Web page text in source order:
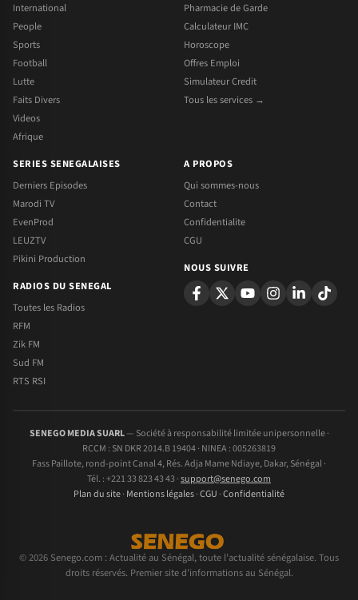
International
People
Sports
Football
Lutte
Faits Divers
Videos
Afrique
Pharmacie de Garde
Calculateur IMC
Horoscope
Offres Emploi
Simulateur Credit
Tous les services →
SERIES SENEGALAISES
Derniers Episodes
Marodi TV
EvenProd
LEUZTV
Pikini Production
RADIOS DU SENEGAL
Toutes les Radios
RFM
Zik FM
Sud FM
RTS RSI
A PROPOS
Qui sommes-nous
Contact
Confidentialite
CGU
NOUS SUIVRE
SENEGO MEDIA SUARL— Société à responsabilité limitée unipersonnelle ·
RCCM : SN DKR 2014.B 19404 · NINEA : 005263819
Fass Paillote, rond-point Canal 4, Rés. Adja Mame Ndiaye, Dakar, Sénégal ·
Tél. : +221 33 823 43 43 ·support@senego.com
Plan du site· Mentions légales·CGU ·Confidentialité
© 2026 Senego.com : Actualité au Sénégal, toute l'actualité sénégalaise. Tous
droits réservés. Premier site d'informations au Sénégal.